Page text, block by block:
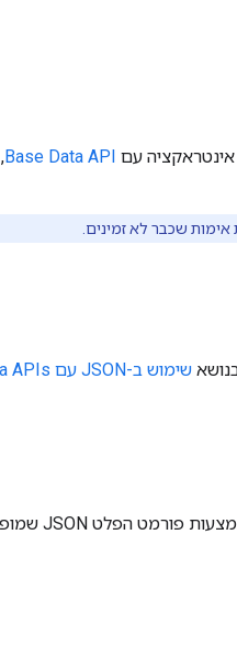
אינטראקציה עם Base Data API
,‏
שימוש ב-JSON עם Google Data APIs